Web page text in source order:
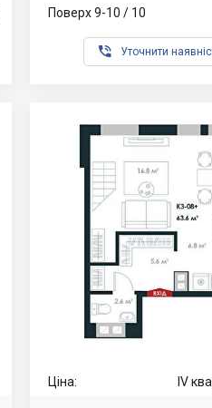
Поверх 9-10 / 10
 Уточнити
Ціна: IV